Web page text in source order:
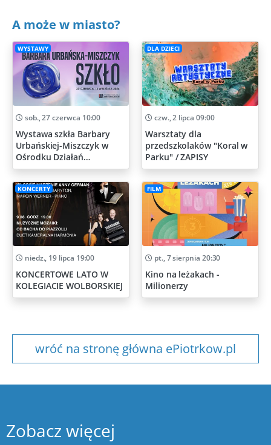
A może w miasto?
WYSTAWY
sob., 27 czerwca 10:00
Wystawa szkła Barbary
Urbańskiej-Miszczyk w
Ośrodku Działań
Artystycznych
DLA DZIECI
czw., 2 lipca 09:00
Warsztaty dla
przedszkolaków "Koral w
Parku" / ZAPISY
KONCERTY
niedz., 19 lipca 19:00
KONCERTOWE LATO W
KOLEGIACIE WOLBORSKIEJ
FILM
pt., 7 sierpnia 20:30
Kino na leżakach -
Milionerzy
wróć na stronę główna ePiotrkow.pl
Zobacz więcej